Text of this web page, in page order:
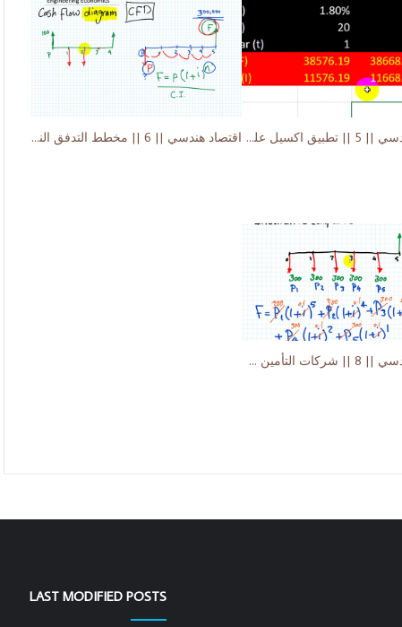
اقتصاد هندسي || 5 || تطبيق اكسيل علي الفائدة المركبة اقتصاد هندسي || 6 || مخطط التدفق النقدي Cash Flow Diagram
اقتصاد هندسي || 8 || شركات التأمين Uniform Series of cash flow
LAST MODIFIED POSTS